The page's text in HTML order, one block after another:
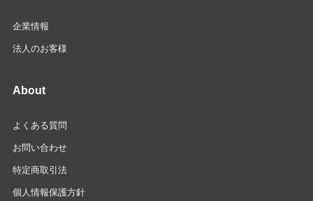
企業情報
法人のお客様
About
よくある質問
お問い合わせ
特定商取引法
個人情報保護方針